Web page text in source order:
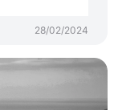
28/02/2024